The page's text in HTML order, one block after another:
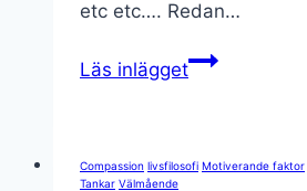
etc etc…. Redan…
Läs inläggetHar
det
Compassion livsfilosofi Motiverande faktor
Tankar Välmående